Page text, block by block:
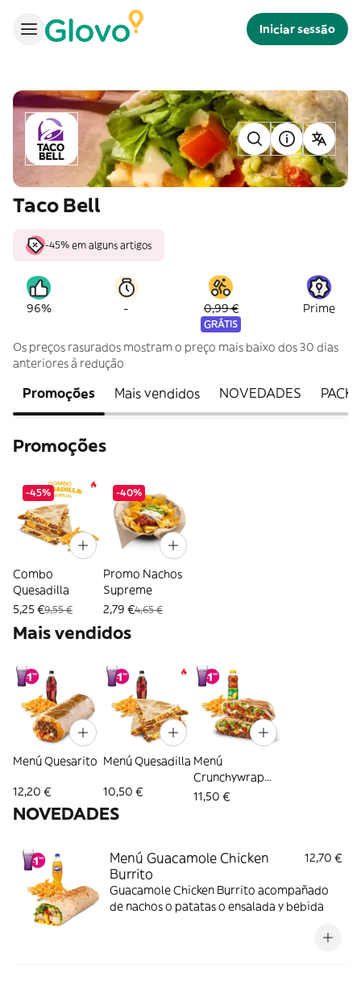
Iniciar sessão
Taco Bell
-45% em alguns artigos
96% - 0,99 €
GRÁTIS
Prime
Os preços rasurados mostram o preço mais baixo dos 30 dias
anteriores à redução
Promoções Mais vendidos NOVEDADES
Promoções
-45%
Combo
Quesadilla
5,25 €9,55 €
-40%
Promo Nachos
Supreme
2,79 €4,65 €
Mais vendidos
Menú Quesarito
12,20 €
Menú Quesadilla
10,50 €
Menú
Crunchywrap
Supreme
11,50 €
NOVEDADES
Menú Guacamole Chicken
Burrito
12,70 €
Guacamole Chicken Burrito acompañado
de nachos o patatas o ensalada y bebida